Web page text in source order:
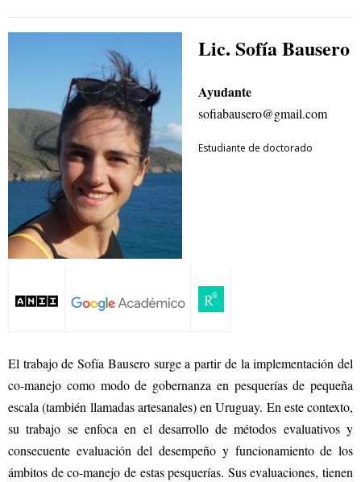
Lic. Sofía Bausero
Ayudante
sofiabausero@gmail.com
Estudiante de doctorado
El trabajo de Sofía Bausero surge a partir de la implementación del
co-manejo como modo de gobernanza en pesquerías de pequeña
escala (también llamadas artesanales) en Uruguay. En este contexto,
su trabajo se enfoca en el desarrollo de métodos evaluativos y
consecuente evaluación del desempeño y funcionamiento de los
ámbitos de co-manejo de estas pesquerías. Sus evaluaciones, tienen